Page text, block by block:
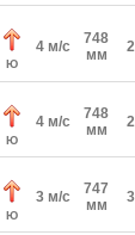
Ю
4 м/с
748
мм
Ю
4 м/с
748
мм
Ю
3 м/с
747
мм